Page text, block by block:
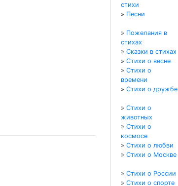
стихи
» Песни
» Пожелания в
стихах
» Сказки в стихах
» Стихи о весне
» Стихи о
времени
» Стихи о дружбе
» Стихи о
животных
» Стихи о
космосе
» Стихи о любви
» Стихи о Москве
» Стихи о России
» Стихи о спорте